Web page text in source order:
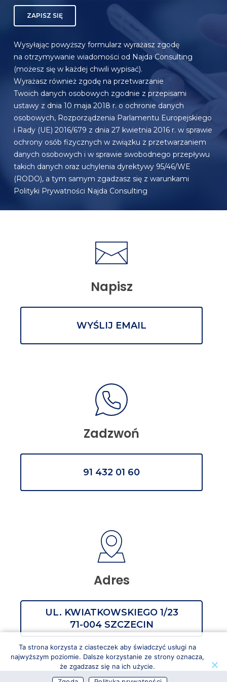
ZAPISZ SIĘ
Wysyłając powyższy formularz wyrażasz zgodę
na otrzymywanie wiadomości od Najda Consulting
(możesz się w każdej chwili wypisać).
Wyrażasz również zgodę na przetwarzanie
Twoich danych osobowych zgodnie z przepisami
ustawy z dnia 10 maja 2018 r. o ochronie danych
osobowych, Rozporządzenia Parlamentu Europejskiego
i Rady (UE) 2016/679 z dnia 27 kwietnia 2016 r. w sprawie
ochrony osób fizycznych w związku z przetwarzaniem
danych osobowych i w sprawie swobodnego przepływu
takich danych oraz uchylenia dyrektywy 95/46/WE
(RODO), a tym samym zgadzasz się z warunkami
Polityki Prywatności Najda Consulting
Napisz
WYŚLIJ EMAIL
Zadzwoń
91 432 01 60
Adres
UL. KWIATKOWSKIEGO 1/23
71-004 SZCZECIN
Ta strona korzysta z ciasteczek aby świadczyć usługi na
najwyższym poziomie. Dalsze korzystanie ze strony oznacza,
że zgadzasz się na ich użycie.